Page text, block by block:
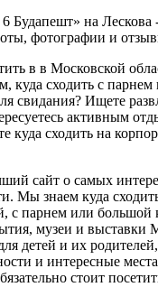
Будапешт» на Лескова
фотографии и
в в Московской
куда сходить с
свидания? Ищете
активным
куда сходить на
сайт о самых
Мы знаем куда
с парнем или
музеи и выставки
детей и их
и интересные
стоит